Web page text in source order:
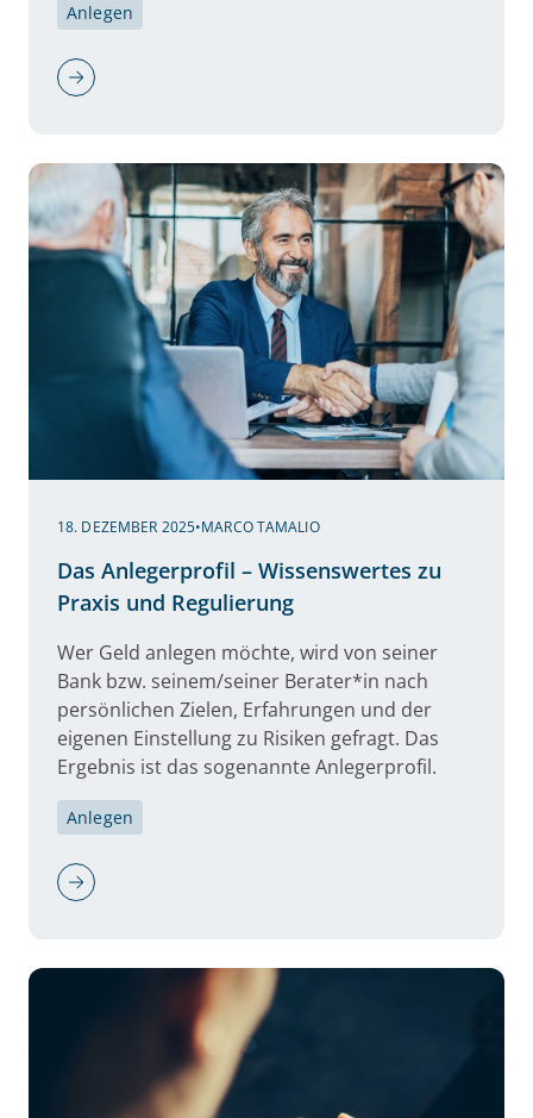
Anlegen
18. DEZEMBER 2025•MARCO TAMALIO
Das Anlegerprofil – Wissenswertes zu
Praxis und Regulierung
Wer Geld anlegen möchte, wird von seiner
Bank bzw. seinem/seiner Berater*in nach
persönlichen Zielen, Erfahrungen und der
eigenen Einstellung zu Risiken gefragt. Das
Ergebnis ist das sogenannte Anlegerprofil.
Anlegen